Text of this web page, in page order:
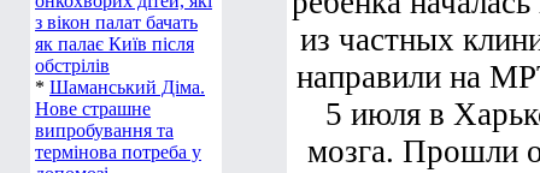
з вікон палат бачать
як палає Київ після
обстрілів
* Шаманський Діма.
Нове страшне
випробування та
термінова потреба у
из частных
направили на
5 июля в
мозга. Прошли